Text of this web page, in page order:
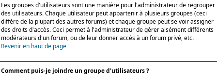
Les groupes d'utilisateurs sont une manière pour l'administrateur de regrouper
des utilisateurs. Chaque utilisateur peut appartenir à plusieurs groupes (ceci
diffère de la plupart des autres forums) et chaque groupe peut se voir assigner
des droits d'accès. Ceci permet à l'administrateur de gérer aisément différents
modérateurs d'un forum, ou de leur donner accès à un forum privé, etc.
Revenir en haut de page
Comment puis-je joindre un groupe d'utilisateurs ?